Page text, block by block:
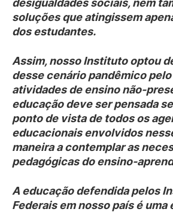
desigualdades sociais, nem
soluções que atingissem
dos estudantes.
Assim, nosso Instituto optou
desse cenário pandêmico
atividades de ensino não-
educação deve ser pensada
ponto de vista de todos os
educacionais envolvidos
maneira a contemplar as
pedagógicas do ensino-
A educação defendida pelos
Federais em nosso país é uma